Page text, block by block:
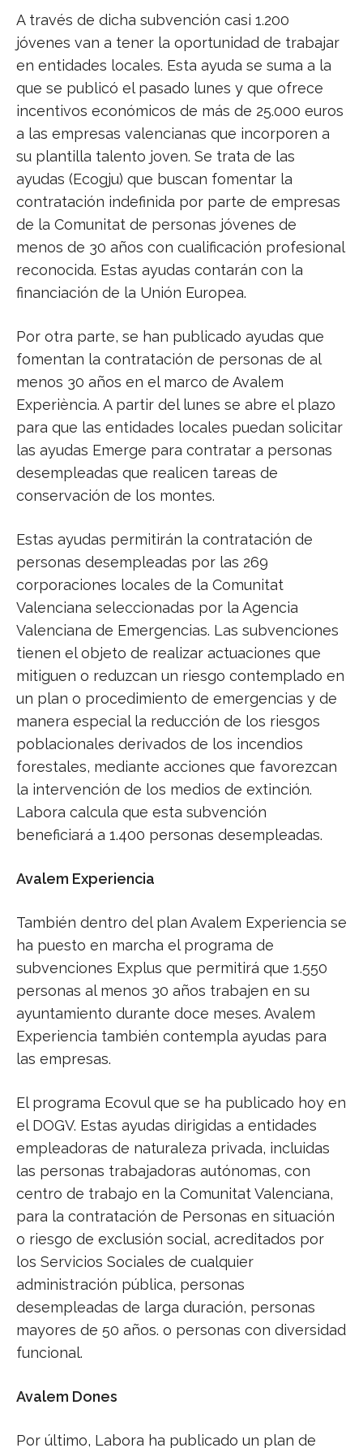
A través de dicha subvención casi 1.200
jóvenes van a tener la oportunidad de trabajar
en entidades locales. Esta ayuda se suma a la
que se publicó el pasado lunes y que ofrece
incentivos económicos de más de 25.000 euros
a las empresas valencianas que incorporen a
su plantilla talento joven. Se trata de las
ayudas (Ecogju) que buscan fomentar la
contratación indefinida por parte de empresas
de la Comunitat de personas jóvenes de
menos de 30 años con cualificación profesional
reconocida. Estas ayudas contarán con la
financiación de la Unión Europea.
Por otra parte, se han publicado ayudas que
fomentan la contratación de personas de al
menos 30 años en el marco de Avalem
Experiència. A partir del lunes se abre el plazo
para que las entidades locales puedan solicitar
las ayudas Emerge para contratar a personas
desempleadas que realicen tareas de
conservación de los montes.
Estas ayudas permitirán la contratación de
personas desempleadas por las 269
corporaciones locales de la Comunitat
Valenciana seleccionadas por la Agencia
Valenciana de Emergencias. Las subvenciones
tienen el objeto de realizar actuaciones que
mitiguen o reduzcan un riesgo contemplado en
un plan o procedimiento de emergencias y de
manera especial la reducción de los riesgos
poblacionales derivados de los incendios
forestales, mediante acciones que favorezcan
la intervención de los medios de extinción.
Labora calcula que esta subvención
beneficiará a 1.400 personas desempleadas.
Avalem Experiencia
También dentro del plan Avalem Experiencia se
ha puesto en marcha el programa de
subvenciones Explus que permitirá que 1.550
personas al menos 30 años trabajen en su
ayuntamiento durante doce meses. Avalem
Experiencia también contempla ayudas para
las empresas.
El programa Ecovul que se ha publicado hoy en
el DOGV. Estas ayudas dirigidas a entidades
empleadoras de naturaleza privada, incluidas
las personas trabajadoras autónomas, con
centro de trabajo en la Comunitat Valenciana,
para la contratación de Personas en situación
o riesgo de exclusión social, acreditados por
los Servicios Sociales de cualquier
administración pública, personas
desempleadas de larga duración, personas
mayores de 50 años. o personas con diversidad
funcional.
Avalem Dones
Por último, Labora ha publicado un plan de